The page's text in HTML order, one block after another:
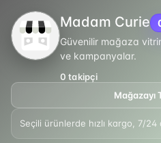
Madam Curie
Güvenilir mağaza
ve kampanyalar.
0 takipçi
Mağazayı
Seçili ürünlerde hızlı kargo, 7/